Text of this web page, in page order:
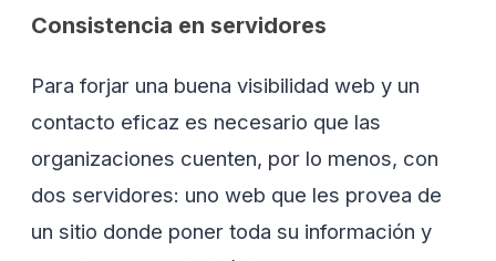
Consistencia en servidores
Para forjar una buena visibilidad web y un
contacto eficaz es necesario que las
organizaciones cuenten, por lo menos, con
dos servidores: uno web que les provea de
un sitio donde poner toda su información y